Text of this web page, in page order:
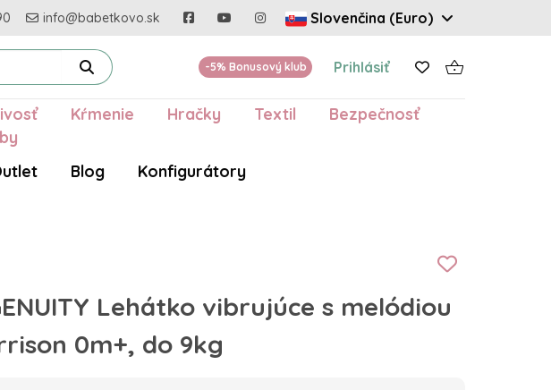
info@babetkovo.sk Slovenčina (Euro)
-5% Bonusový klub Prihlásiť
Kŕmenie Hračky Textil
Bezpečnosť
Blog Konfigurátory
Lehátko vibrujúce s melódiou
0m+, do 9kg